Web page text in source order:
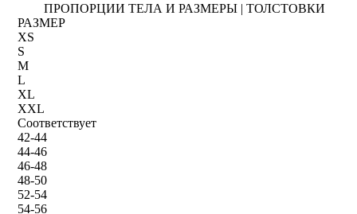
ПРОПОРЦИИ ТЕЛА И РАЗМЕРЫ | ТОЛСТОВКИ
РАЗМЕР
XS
S
M
L
XL
XXL
Соответствует
42-44
44-46
46-48
48-50
52-54
54-56